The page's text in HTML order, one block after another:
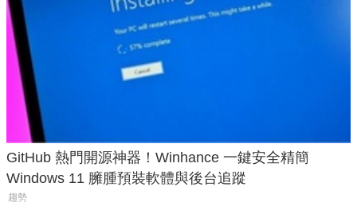
GitHub 熱門開源神器！Winhance 一鍵安全精簡
Windows 11 臃腫預裝軟體與後台追蹤
趨勢